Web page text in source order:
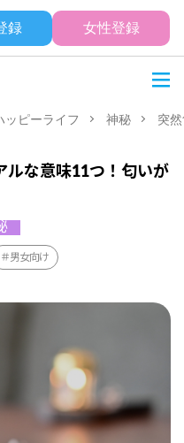
録 女性登録
ッピーライフ 神秘 突
ルな意味11つ！匂いが
男女向け